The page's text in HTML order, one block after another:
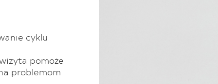
cyklu
pomoże
problemom